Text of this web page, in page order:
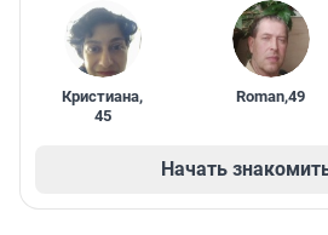
Кристиана,
45
Roman,49
Начать